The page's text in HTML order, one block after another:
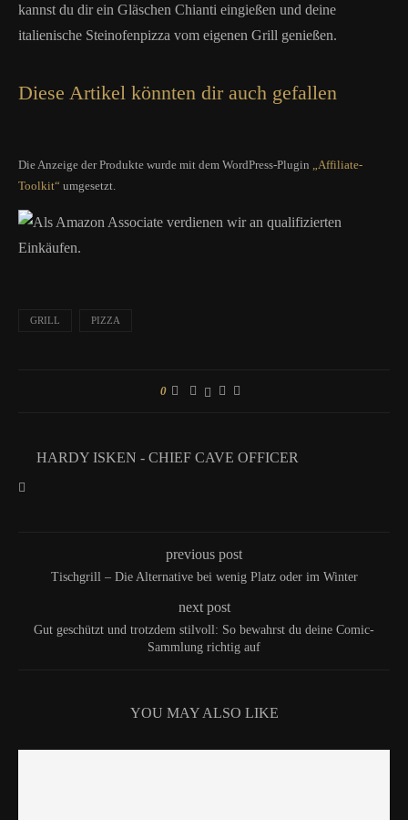
kannst du dir ein Gläschen Chianti eingießen und deine
italienische Steinofenpizza vom eigenen Grill genießen.
Diese Artikel könnten dir auch gefallen
Die Anzeige der Produkte wurde mit dem WordPress-Plugin „Affiliate-
Toolkit“ umgesetzt.
Als Amazon Associate verdienen wir an qualifizierten
Einkäufen.
GRILL PIZZA
0
HARDY ISKEN - CHIEF CAVE OFFICER
previous post
Tischgrill – Die Alternative bei wenig Platz oder im Winter
next post
Gut geschützt und trotzdem stilvoll: So bewahrst du deine Comic-
Sammlung richtig auf
YOU MAY ALSO LIKE